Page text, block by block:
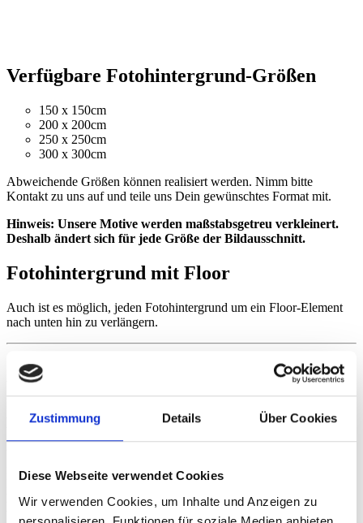
Zustimmung Details Über Cookies
Diese Webseite verwendet Cookies
Wir verwenden Cookies, um Inhalte und Anzeigen zu
Verfügbare Fotohintergrund-Größen
150 x 150cm
200 x 200cm
250 x 250cm
300 x 300cm
Abweichende Größen können realisiert werden. Nimm bitte
Kontakt zu uns auf und teile uns Dein gewünschtes Format mit.
Hinweis: Unsere Motive werden maßstabsgetreu verkleinert.
Deshalb ändert sich für jede Größe der Bildausschnitt.
Fotohintergrund mit Floor
Auch ist es möglich, jeden Fotohintergrund um ein Floor-Element
nach unten hin zu verlängern.
Weitere Infos & Hinweise
Pflegetipps
feuchten Tuch reinigen. Für hartnäckige Flecken kannst Du bei
Bedarf auch milde Reinigungsmittel verwenden. Fotoleinwände
hingegen sind nicht abwaschbar und sollten nur trocken mit einem
weichen Tuch abgestaubt werden. Vermeide den Kontakt mit